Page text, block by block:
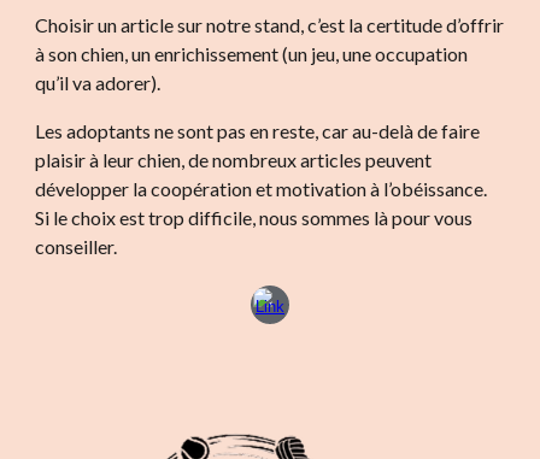
Choisir un article sur notre stand, c’est la certitude d’offrir
à son chien, un enrichissement (un jeu, une occupation
qu’il va adorer).
Les adoptants ne sont pas en reste, car au-delà de faire
plaisir à leur chien, de nombreux articles peuvent
développer la coopération et motivation à l’obéissance.
Si le choix est trop difficile, nous sommes là pour vous
conseiller.